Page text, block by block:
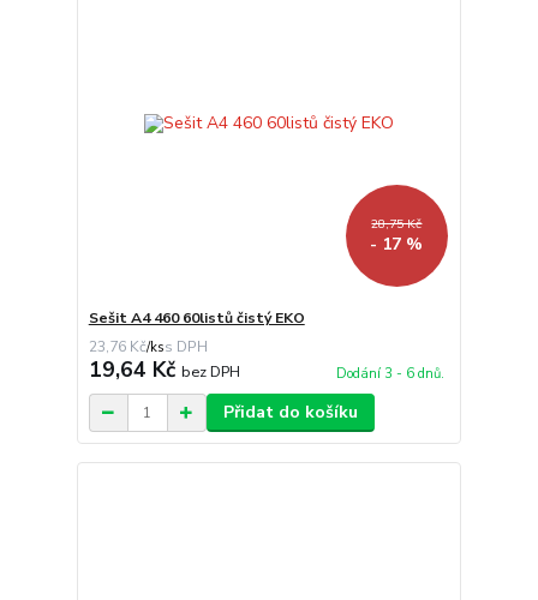
28,75 Kč
- 17 %
Sešit A4 460 60listů čistý EKO
23,76 Kč/ks
19,64 Kč bez DPH Dodání 3 - 6 dnů.
Přidat do košíku